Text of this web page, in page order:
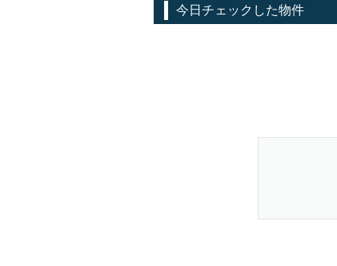
今日チェックした物件